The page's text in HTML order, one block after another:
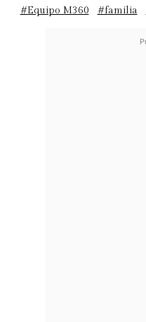
#Equipo M360
#familia